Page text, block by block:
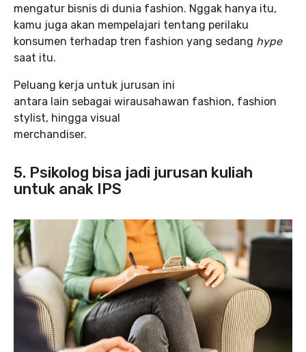
mengatur bisnis di dunia fashion. Nggak hanya itu,
kamu juga akan mempelajari tentang perilaku
konsumen terhadap tren fashion yang sedang hype
saat itu.
Peluang kerja untuk jurusan ini
antara lain sebagai wirausahawan fashion, fashion
stylist, hingga visual
merchandiser.
5. Psikolog bisa jadi jurusan kuliah
untuk anak IPS